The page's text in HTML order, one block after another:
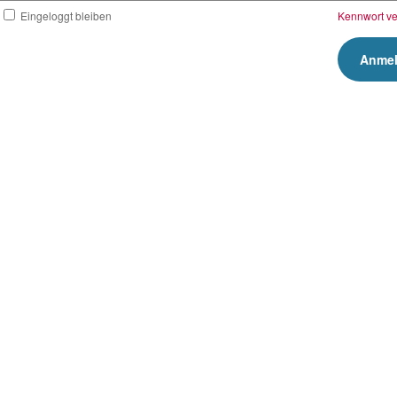
Eingeloggt bleiben Kennwort